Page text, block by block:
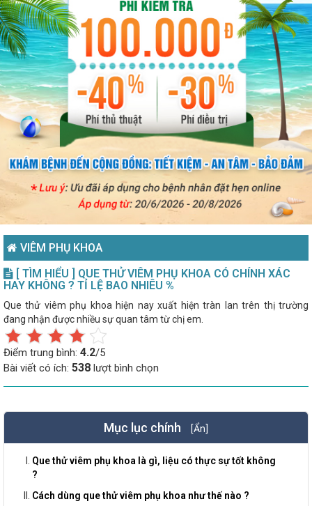
VIÊM PHỤ KHOA
[ TÌM HIỂU ] QUE THỬ VIÊM PHỤ KHOA CÓ CHÍNH XÁC
HAY KHÔNG ? TỈ LỆ BAO NHIÊU %
Que thử viêm phụ khoa hiện nay xuất hiện tràn lan trên thị trường
đang nhận được nhiều sự quan tâm từ chị em.
Điểm trung bình: 4.2/5
Bài viết có ích: 538 lượt bình chọn
Mục lục chính [Ẩn]
Que thử viêm phụ khoa là gì, liệu có thực sự tốt không
?
Cách dùng que thử viêm phụ khoa như thế nào ?